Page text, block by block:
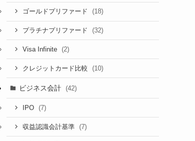
ゴールドプリファード (18)
プラチナプリファード (32)
Visa Infinite (2)
クレジットカード比較 (10)
ビジネス会計 (42)
IPO (7)
収益認識会計基準 (7)